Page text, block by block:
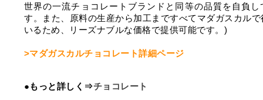
世界の一流チョコレートブランドと同等の品質を自負し
す。また、原料の生産から加工まですべてマダガスカル
いるため、リーズナブルな価格で提供可能です。)
>マダガスカルチョコレート詳細ページ
●もっと詳しく⇒チョコレート